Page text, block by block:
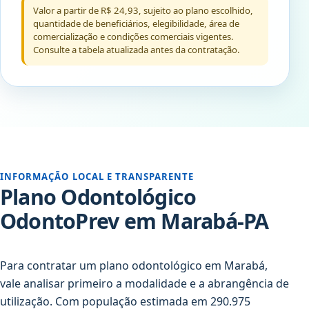
Valor a partir de R$ 24,93, sujeito ao plano escolhido,
quantidade de beneficiários, elegibilidade, área de
comercialização e condições comerciais vigentes.
Consulte a tabela atualizada antes da contratação.
INFORMAÇÃO LOCAL E TRANSPARENTE
Plano Odontológico
OdontoPrev em Marabá-PA
Para contratar um plano odontológico em Marabá,
vale analisar primeiro a modalidade e a abrangência de
utilização. Com população estimada em 290.975